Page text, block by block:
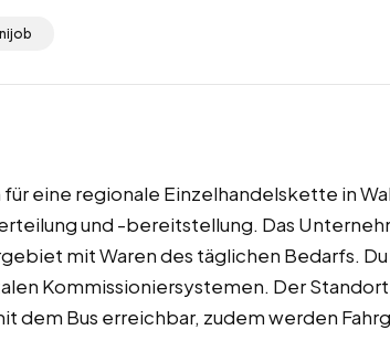
eine regionale Einzelhandelskette in
und -bereitstellung. Das
mit Waren des täglichen Bedarfs.
Kommissioniersystemen. Der
dem Bus erreichbar, zudem werden